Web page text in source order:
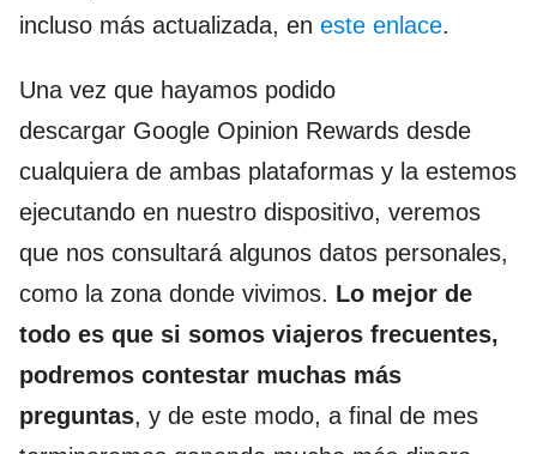
incluso más actualizada, en este enlace.
Una vez que hayamos podido
descargar Google Opinion Rewards desde
cualquiera de ambas plataformas y la estemos
ejecutando en nuestro dispositivo, veremos
que nos consultará algunos datos personales,
como la zona donde vivimos. Lo mejor de
todo es que si somos viajeros frecuentes,
podremos contestar muchas más
preguntas, y de este modo, a final de mes